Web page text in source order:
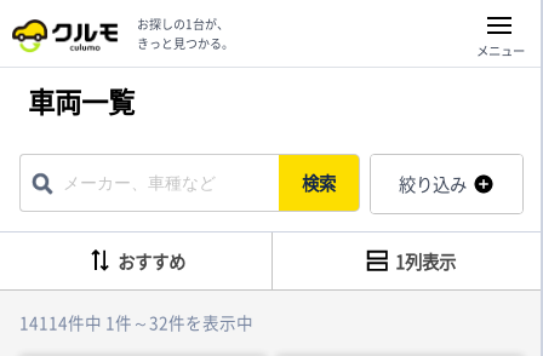
お探しの1台が、
きっと見つかる。
メニュー
車両一覧
検索 絞り込み
14114件中 1件～32件を表示中
おすすめ 1列表示